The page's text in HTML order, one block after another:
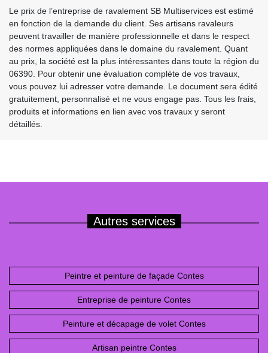
Le prix de l’entreprise de ravalement SB Multiservices est estimé
en fonction de la demande du client. Ses artisans ravaleurs
peuvent travailler de manière professionnelle et dans le respect
des normes appliquées dans le domaine du ravalement. Quant
au prix, la société est la plus intéressantes dans toute la région du
06390. Pour obtenir une évaluation complète de vos travaux,
vous pouvez lui adresser votre demande. Le document sera édité
gratuitement, personnalisé et ne vous engage pas. Tous les frais,
produits et informations en lien avec vos travaux y seront
détaillés.
Autres services
Peintre et peinture de façade Contes
Entreprise de peinture Contes
Peinture et décapage de volet Contes
Artisan peintre Contes